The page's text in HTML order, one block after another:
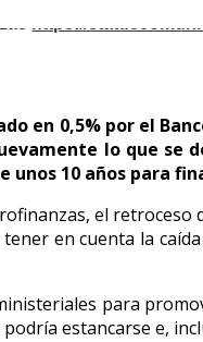
en 0,5% por el
lo que
10 años para
el
en cuenta la
para
estancarse e,